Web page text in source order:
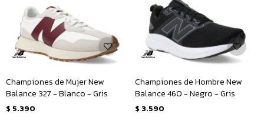
Championes de Mujer New
Balance 327 - Blanco - Gris
$ 5.390
Championes de Hombre New
Balance 460 - Negro - Gris
$ 3.590